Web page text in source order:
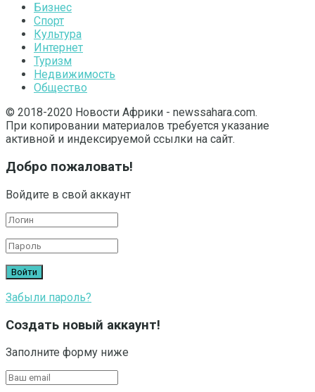
Бизнес
Спорт
Культура
Интернет
Туризм
Недвижимость
Общество
© 2018-2020 Новости Африки - newssahara.com.
При копировании материалов требуется указание
активной и индексируемой ссылки на сайт.
Добро пожаловать!
Войдите в свой аккаунт
Забыли пароль?
Создать новый аккаунт!
Заполните форму ниже